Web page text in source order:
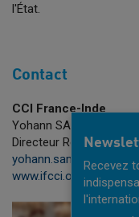
l'État.
Contact
CCI France-Inde
Yohann SAMUEL
Directeur Regional
www.ifcci.org.in
Recevez